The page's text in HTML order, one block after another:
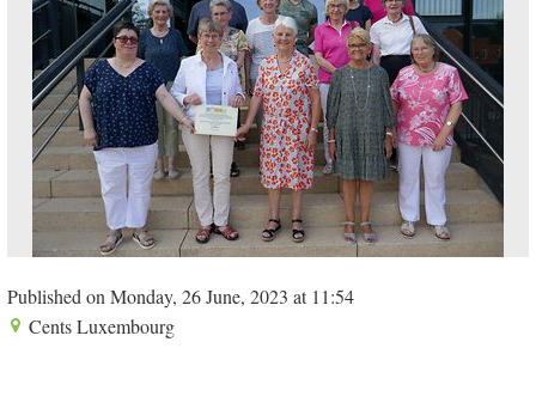
Published on Monday, 26 June, 2023 at 11:54
Cents Luxembourg